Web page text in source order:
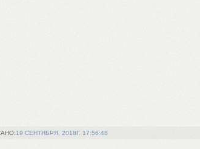
19 СЕНТЯБРЯ, 2018Г. 17:56:48